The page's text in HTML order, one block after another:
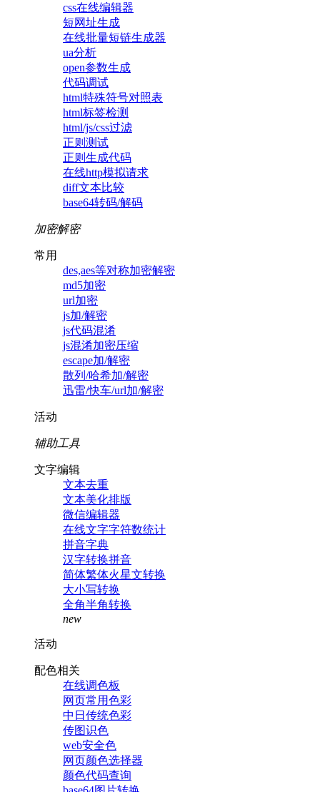
css在线编辑器
短网址生成
在线批量短链生成器
ua分析
open参数生成
代码调试
html特殊符号对照表
html标签检测
html/js/css过滤
正则测试
正则生成代码
在线http模拟请求
diff文本比较
base64转码/解码
加密解密
常用
des,aes等对称加密解密
md5加密
url加密
js加/解密
js代码混淆
js混淆加密压缩
escape加/解密
散列/哈希加/解密
迅雷/快车/url加/解密
活动
辅助工具
文字编辑
文本去重
文本美化排版
微信编辑器
在线文字字符数统计
拼音字典
汉字转换拼音
简体繁体火星文转换
大小写转换
全角半角转换
new
活动
配色相关
在线调色板
网页常用色彩
中日传统色彩
传图识色
web安全色
网页颜色选择器
颜色代码查询